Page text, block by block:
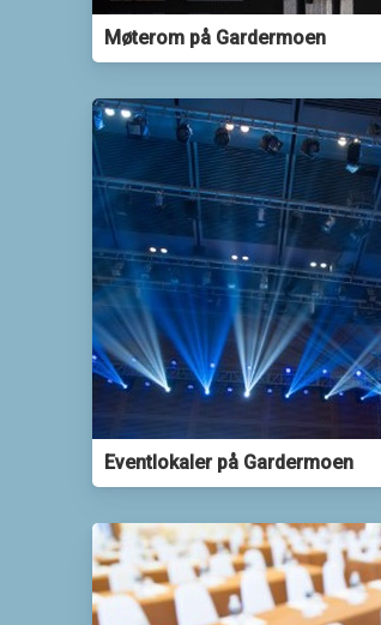
Møterom på Gardermoen
Eventlokaler på Gardermoen